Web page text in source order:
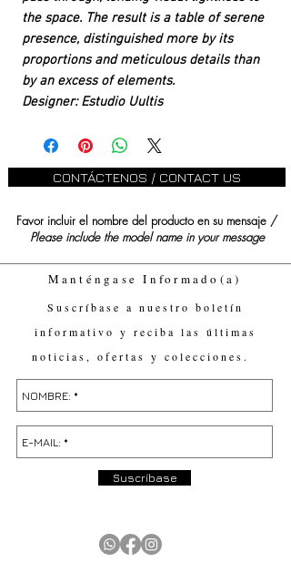
the space. The result is a table of serene
presence, distinguished more by its
proportions and meticulous details than
by an excess of elements.
Designer: Estudio Uultis
CONTÁCTENOS / CONTACT US
Favor incluir el nombre del producto en su mensaje /
Please include the model name in your message
Manténgase Informado(a)
Suscríbase a nuestro boletín
informativo y reciba las últimas
noticias, ofertas y colecciones.
Suscríbase